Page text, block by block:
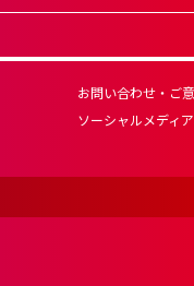
お問い合わせ・ご
ソーシャルメディ